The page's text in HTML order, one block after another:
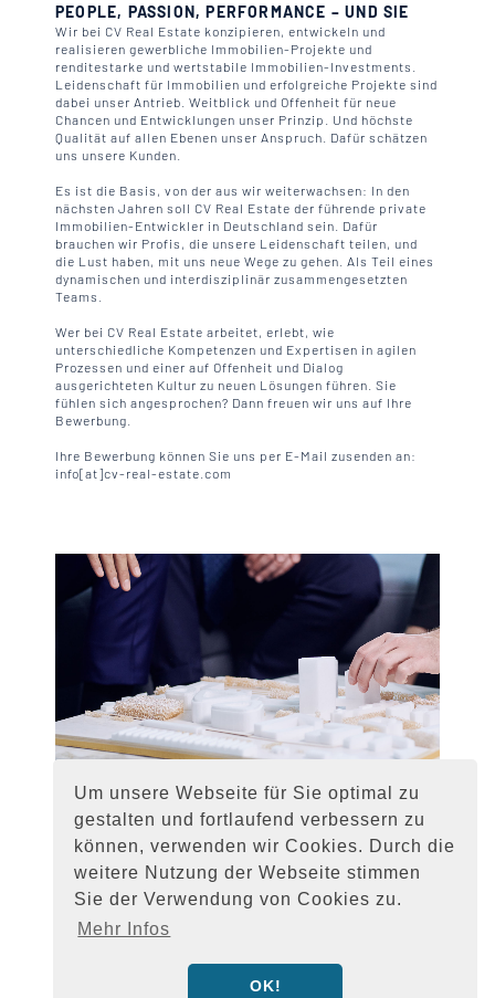
Um unsere Webseite für Sie optimal zu
gestalten und fortlaufend verbessern zu
können, verwenden wir Cookies. Durch die
weitere Nutzung der Webseite stimmen
Sie der Verwendung von Cookies zu.
Mehr Infos
OK!
PEOPLE, PASSION, PERFORMANCE – UND SIE
Wir bei CV Real Estate konzipieren, entwickeln und
realisieren gewerbliche Immobilien-Projekte und
renditestarke und wertstabile Immobilien-Investments.
Leidenschaft für Immobilien und erfolgreiche Projekte sind
dabei unser Antrieb. Weitblick und Offenheit für neue
Chancen und Entwicklungen unser Prinzip. Und höchste
Qualität auf allen Ebenen unser Anspruch. Dafür schätzen
uns unsere Kunden.
Es ist die Basis, von der aus wir weiterwachsen: In den
nächsten Jahren soll CV Real Estate der führende private
Immobilien-Entwickler in Deutschland sein. Dafür
brauchen wir Profis, die unsere Leidenschaft teilen, und
die Lust haben, mit uns neue Wege zu gehen. Als Teil eines
dynamischen und interdisziplinär zusammengesetzten
Teams.
Wer bei CV Real Estate arbeitet, erlebt, wie
unterschiedliche Kompetenzen und Expertisen in agilen
Prozessen und einer auf Offenheit und Dialog
ausgerichteten Kultur zu neuen Lösungen führen. Sie
fühlen sich angesprochen? Dann freuen wir uns auf Ihre
Bewerbung.
Ihre Bewerbung können Sie uns per E-Mail zusenden an:
info[at]cv-real-estate.com